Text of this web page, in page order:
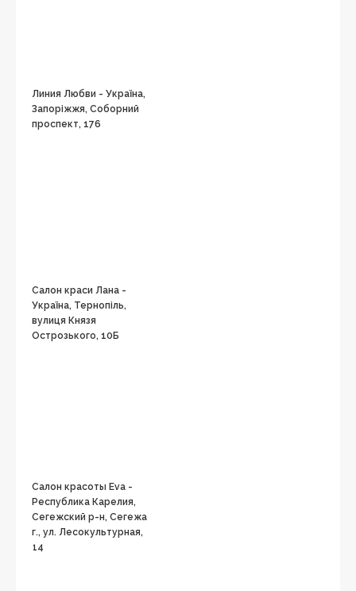
Линия Любви - Україна,
Запоріжжя, Соборний
проспект, 176
Салон краси Лана -
Україна, Тернопіль,
вулиця Князя
Острозького, 10Б
Салон красоты Eva -
Республика Карелия,
Сегежский р-н, Сегежа
г., ул. Лесокультурная,
14